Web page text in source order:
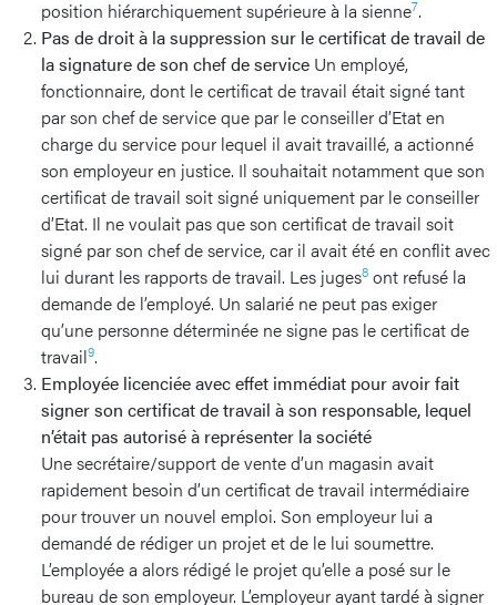
position hiérarchiquement supérieure à la sienne7.
Pas de droit à la suppression sur le certificat de travail de
la signature de son chef de service Un employé,
fonctionnaire, dont le certificat de travail était signé tant
par son chef de service que par le conseiller d’Etat en
charge du service pour lequel il avait travaillé, a actionné
son employeur en justice. Il souhaitait notamment que son
certificat de travail soit signé uniquement par le conseiller
d’Etat. Il ne voulait pas que son certificat de travail soit
signé par son chef de service, car il avait été en conflit avec
lui durant les rapports de travail. Les juges8 ont refusé la
demande de l’employé. Un salarié ne peut pas exiger
qu’une personne déterminée ne signe pas le certificat de
travail9.
Employée licenciée avec effet immédiat pour avoir fait
signer son certificat de travail à son responsable, lequel
n’était pas autorisé à représenter la société
Une secrétaire/support de vente d’un magasin avait
rapidement besoin d’un certificat de travail intermédiaire
pour trouver un nouvel emploi. Son employeur lui a
demandé de rédiger un projet et de le lui soumettre.
L’employée a alors rédigé le projet qu’elle a posé sur le
bureau de son employeur. L’employeur ayant tardé à signer